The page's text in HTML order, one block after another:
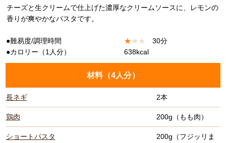
チーズと生クリームで仕上げた濃厚なクリームソースに、レモンの
香りが爽やかなパスタです。
●難易度/調理時間 ★★ ★
30分
●カロリー（1人分）
638kcal
材料（4人分）
長ネギ 2本
鶏肉 200g（もも肉）
ショートパスタ
200g（フジッリま